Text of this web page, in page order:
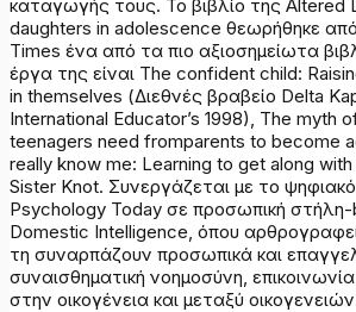
καταγωγής τους. Το βιβλίο της Altered
daughters in adolescence θεωρήθηκε
Times ένα από τα πιο αξιοσημείωτα
έργα της είναι The confident child:
in themselves (Διεθνές βραβείο Delta
International Educator’s 1998), The myth
teenagers need fromparents to become
really know me: Learning to get along with
Sister Knot. Συνεργάζεται με το ψηφιακό
Psychology Today σε προσωπική στήλη-
Domestic Intelligence, όπου
τη συναρπάζουν προσωπικά και
συναισθηματική νοημοσύνη,
στην οικογένεια και μεταξύ